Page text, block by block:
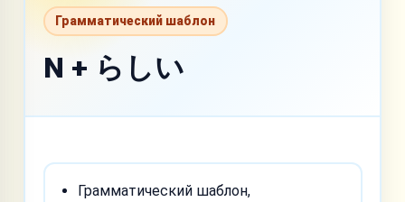
Грамматический шаблон
N + らしい
Грамматический шаблон,